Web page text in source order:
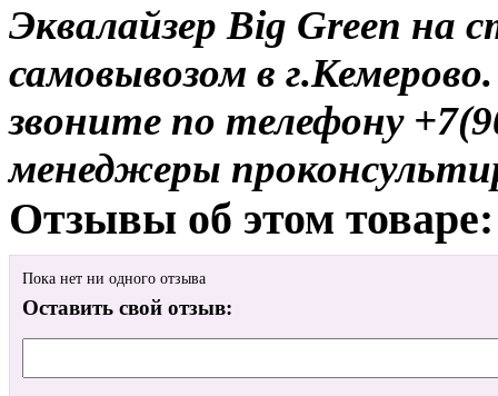
Эквалайзер Big Green на
самовывозом в
звоните по телефону
менеджеры
Отзывы об этом товаре:
Пока нет ни одного отзыва
Оставить свой отзыв: